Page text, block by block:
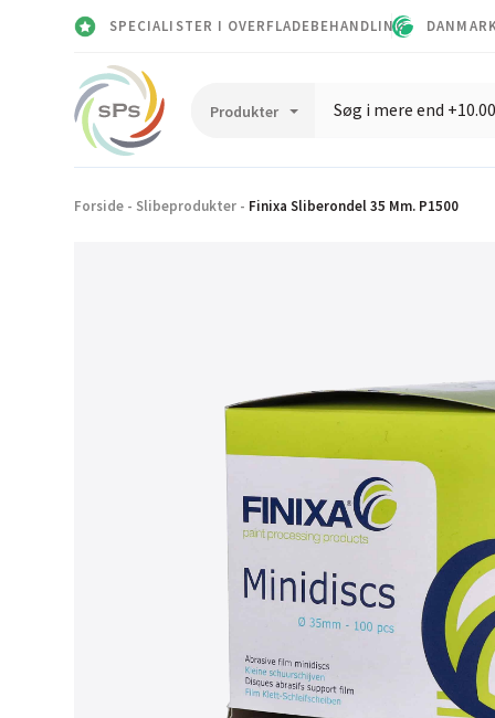
SPECIALISTER I OVERFLADEBEHANDLING
Forside - Slibeprodukter - Finixa Sliberondel 35 Mm. P1500